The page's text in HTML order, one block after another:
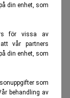
din enhet, som
för vissa av
vår partners
din enhet, som
som
behandling av
engelska,
Dels för att
en del av